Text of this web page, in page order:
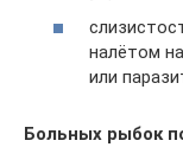
налётом
или
Больных рыбок